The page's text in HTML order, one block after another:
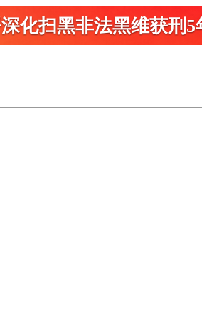
化扫黑非法黑维获刑5